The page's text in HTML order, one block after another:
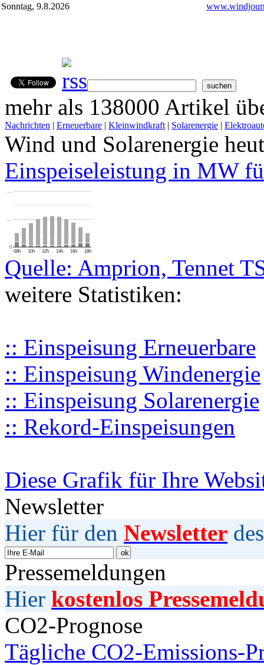
Sonntag, 9.8.2026
mehr als 138000 Artikel
Nachrichten | Erneuerbare | Kleinwindkraft | Solarenergie |
Wind und Solarenergie
Einspeiseleistung in MW
08h 10h 12h 14h 16h 18h
0
…
…
Quelle: Amprion, Tennet
weitere Statistiken:
:: Einspeisung Erneuerbare
:: Einspeisung Windenergie
:: Einspeisung Solarenergie
:: Rekord-Einspeisungen
Diese Grafik für Ihre
Newsletter
Hier für den Newsletter
Pressemeldungen
Hier kostenlos
CO2-Prognose
Tägliche CO2-Emissions-